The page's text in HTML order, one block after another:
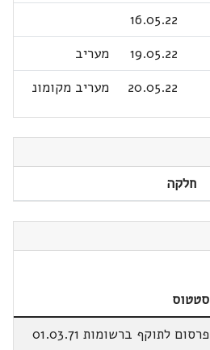
16.05.22
19.05.22
מעריב
20.05.22 מעריב מקומונ
חלקה
סטטוס
פרסום לתוקף ברשומות 01.03.71